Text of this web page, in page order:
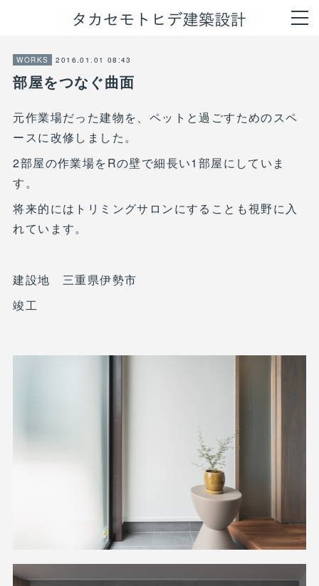
WORKS 2016.01.01 08:43
部屋をつなぐ曲面
元作業場だった建物を、ペットと過ごすためのスペ
ースに改修しました。
2部屋の作業場をRの壁で細長い1部屋にしていま
す。
将来的にはトリミングサロンにすることも視野に入
れています。
建設地 三重県伊勢市
竣工